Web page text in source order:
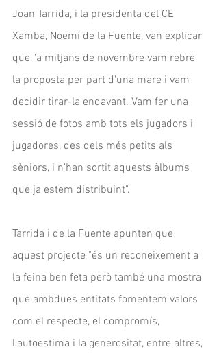
Joan Tarrida, i la presidenta del CE
Xamba, Noemí de la Fuente, van explicar
que "a mitjans de novembre vam rebre
la proposta per part d'una mare i vam
decidir tirar-la endavant. Vam fer una
sessió de fotos amb tots els jugadors i
jugadores, des dels més petits als
sèniors, i n'han sortit aquests àlbums
que ja estem distribuint".
Tarrida i de la Fuente apunten que
aquest projecte "és un reconeixement a
la feina ben feta però també una mostra
que ambdues entitats fomentem valors
com el respecte, el compromís,
l'autoestima i la generositat, entre altres,